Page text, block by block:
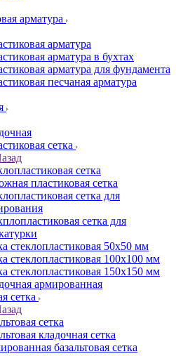
арматура
арматура
арматура в бухтах
арматура для фундамента
песчаная арматура
сетка
сетка
пластиковая сетка
сетка для
сетка для
стеклопластиковая 50x50 мм
стеклопластиковая 100x100 мм
стеклопластиковая 150x150 мм
армированная
сетка
сетка
кладочная сетка
базальтовая сетка